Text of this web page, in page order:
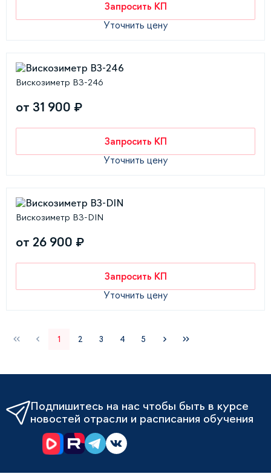
Запросить КП
Уточнить цену
Вискозиметр BЗ-246
от 31 900 ₽
Запросить КП
Уточнить цену
Вискозиметр BЗ-DIN
от 26 900 ₽
Запросить КП
Уточнить цену
1 2 3 4 5
Подпишитесь на нас чтобы быть в курсе
новостей отрасли и расписания обучения